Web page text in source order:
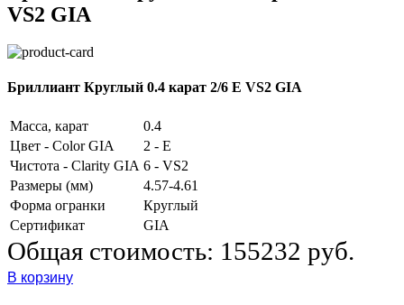
VS2 GIA
Бриллиант Круглый 0.4 карат 2/6 E VS2 GIA
Масса, карат
0.4
Цвет - Color GIA
2 - E
Чистота - Clarity GIA 6 - VS2
Размеры (мм)
4.57-4.61
Форма огранки
Круглый
Сертификат
GIA
Общая стоимость: 155232 руб.
В корзину